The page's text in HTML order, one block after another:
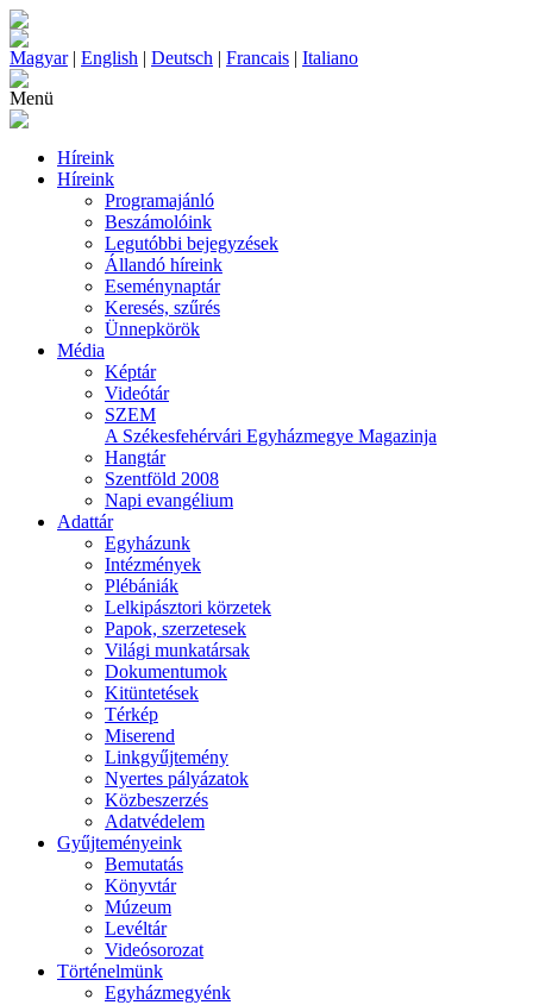
Magyar| English | Deutsch | Francais | Italiano
Menü
Híreink
Híreink
Programajánló
Beszámolóink
Legutóbbi bejegyzések
Állandó híreink
Eseménynaptár
Keresés, szűrés
Ünnepkörök
Média
Képtár
Videótár
SZEM
A Székesfehérvári Egyházmegye Magazinja
Hangtár
Szentföld 2008
Napi evangélium
Adattár
Egyházunk
Intézmények
Plébániák
Lelkipásztori körzetek
Papok, szerzetesek
Világi munkatársak
Dokumentumok
Kitüntetések
Térkép
Miserend
Linkgyűjtemény
Nyertes pályázatok
Közbeszerzés
Adatvédelem
Gyűjteményeink
Bemutatás
Könyvtár
Múzeum
Levéltár
Videósorozat
Történelmünk
Egyházmegyénk